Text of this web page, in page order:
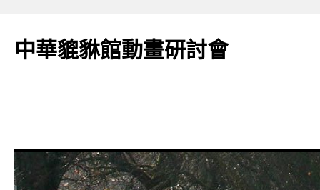
主
中華貔貅館動畫研討會